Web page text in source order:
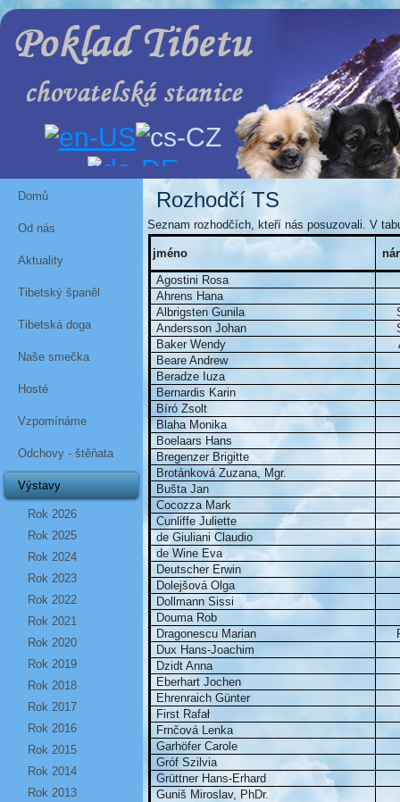
Domů
Od nás
Aktuality
Tibetský španěl
Tibetská doga
Naše smečka
Hosté
Vzpomínáme
Odchovy - štěňata
Výstavy
Rok 2026
Rok 2025
Rok 2024
Rok 2023
Rok 2022
Rok 2021
Rok 2020
Rok 2019
Rok 2018
Rok 2017
Rok 2016
Rok 2015
Rok 2014
Rok 2013
Rozhodčí TS
Seznam rozhodčích, kteří nás posuzovali. V
jméno
Agostini Rosa
Ahrens Hana
Albrigsten Gunila
Andersson Johan
Baker Wendy
Beare Andrew
Beradze Iuza
Bernardis Karin
Bíró Zsolt
Blaha Monika
Boelaars Hans
Bregenzer Brigitte
Brotánková Zuzana, Mgr.
Bušta Jan
Cocozza Mark
Cunliffe Juliette
de Giuliani Claudio
de Wine Eva
Deutscher Erwin
Dolejšová Olga
Dollmann Sissi
Douma Rob
Dragonescu Marian
Dux Hans-Joachim
Dzidt Anna
Eberhart Jochen
Ehrenraich Günter
First Rafał
Frnčová Lenka
Garhöfer Carole
Gróf Szilvia
Grüttner Hans-Erhard
Guniš Miroslav, PhDr.